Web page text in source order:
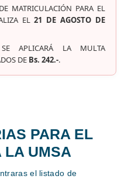
MATRICULACIÓN PARA EL
EL21 DE AGOSTO DE
APLICARÁ LA MULTA
DE Bs. 242.-.
PARA EL
LA UMSA
el listado de